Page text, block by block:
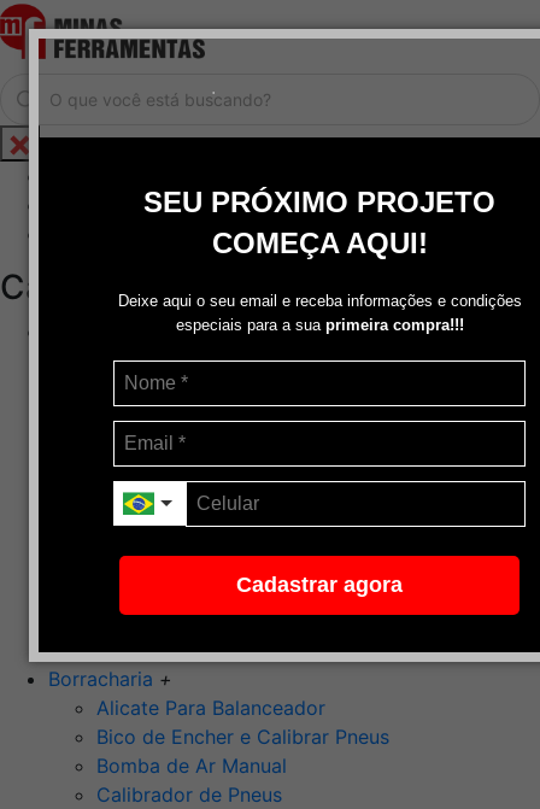
.
SEU PRÓXIMO PROJETO
COMEÇA AQUI!
Deixe aqui o seu email e receba informações e condições
especiais para a sua primeira compra!!!
Cadastrar agora
Cadastrar / Logar
Central de Atendimento
Categorias
Disco de Corte
Disco de Corte e Desbaste-Dupla Aplicação
Disco de Desbaste
Escovas de Aço
Escovas de Latão
Lixas
Pasta Para Assentar Válvula
Pedra de Afiar
Ponta Montada (Oxido de Alumínio)
Rebolos
Borracharia +
Alicate Para Balanceador
Bico de Encher e Calibrar Pneus
Bomba de Ar Manual
Calibrador de Pneus